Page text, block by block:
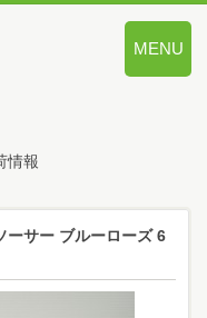
MENU
情報
ーサー ブルーローズ 6